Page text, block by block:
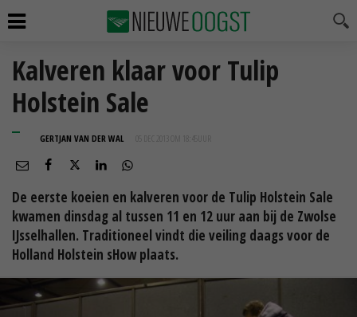
Kalveren klaar voor Tulip
Holstein Sale
GERTJAN VAN DER WAL 05 DEC 2013 OM 18:45
De eerste koeien en kalveren voor de Tulip Holstein Sale
kwamen dinsdag al tussen 11 en 12 uur aan bij de Zwolse
IJsselhallen. Traditioneel vindt die veiling daags voor de
Holland Holstein sHow plaats.